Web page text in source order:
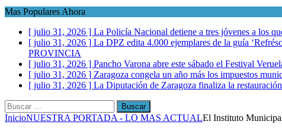
Mas Populares Ahora
[ julio 31, 2026 ] La Policía Nacional detiene a tres jóvenes a los
[ julio 31, 2026 ] La DPZ edita 4.000 ejemplares de la guía
PROVINCIA
[ julio 31, 2026 ] Pancho Varona abre este sábado el Festival
[ julio 31, 2026 ] Zaragoza congela un año más los impuestos
[ julio 31, 2026 ] La Diputación de Zaragoza finaliza la
Buscar:
InicioNUESTRA PORTADA - LO MAS ACTUALEl Instituto